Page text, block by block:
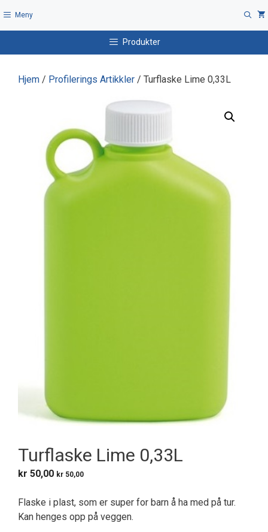
til
Meny
Produkter
Hjem / Profilerings Artikkler / Turflaske Lime 0,33L
Turflaske Lime 0,33L
kr 50,00 kr 50,00
Flaske i plast, som er super for barn å ha med på tur.
Kan henges opp på veggen.